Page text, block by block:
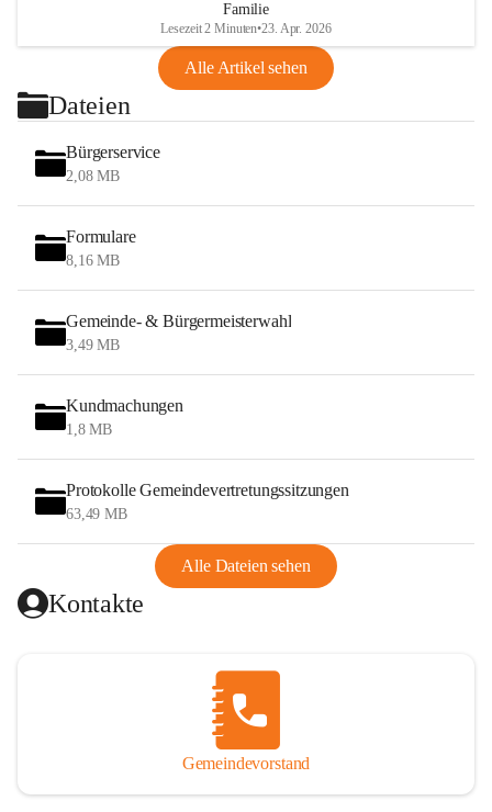
Familie
Lesezeit 2 Minuten•23. Apr. 2026
Alle Artikel sehen
Dateien
Bürgerservice
2,08 MB
Formulare
8,16 MB
Gemeinde- & Bürgermeisterwahl
3,49 MB
Kundmachungen
1,8 MB
Protokolle Gemeindevertretungssitzungen
63,49 MB
Alle Dateien sehen
Kontakte
Gemeindevorstand